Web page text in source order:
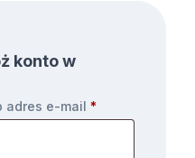
konto w
adres e-mail *